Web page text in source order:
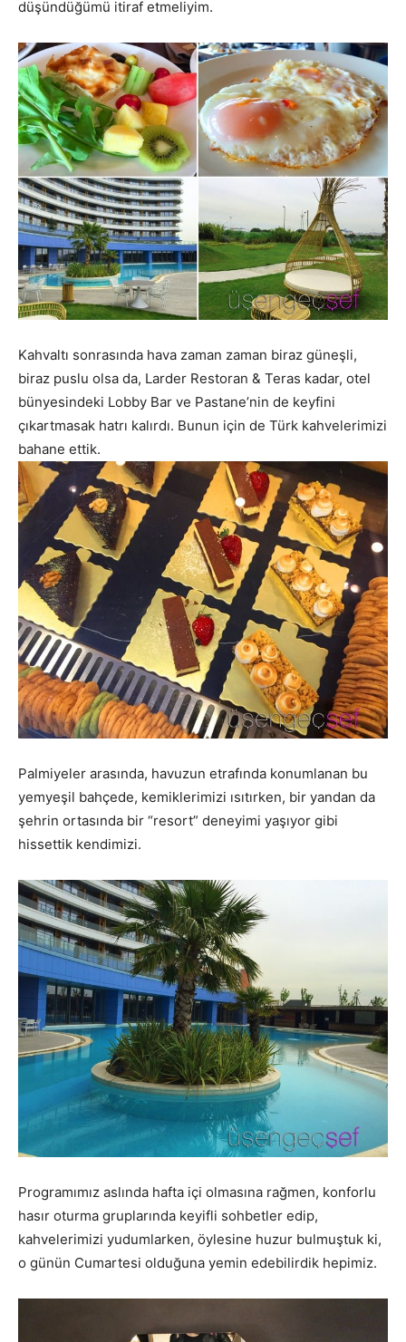
düşündüğümü itiraf etmeliyim.
Kahvaltı sonrasında hava zaman zaman biraz güneşli,
biraz puslu olsa da, Larder Restoran & Teras kadar, otel
bünyesindeki Lobby Bar ve Pastane’nin de keyfini
çıkartmasak hatrı kalırdı. Bunun için de Türk kahvelerimizi
bahane ettik.
Palmiyeler arasında, havuzun etrafında konumlanan bu
yemyeşil bahçede, kemiklerimizi ısıtırken, bir yandan da
şehrin ortasında bir “resort” deneyimi yaşıyor gibi
hissettik kendimizi.
Programımız aslında hafta içi olmasına rağmen, konforlu
hasır oturma gruplarında keyifli sohbetler edip,
kahvelerimizi yudumlarken, öylesine huzur bulmuştuk ki,
o günün Cumartesi olduğuna yemin edebilirdik hepimiz.